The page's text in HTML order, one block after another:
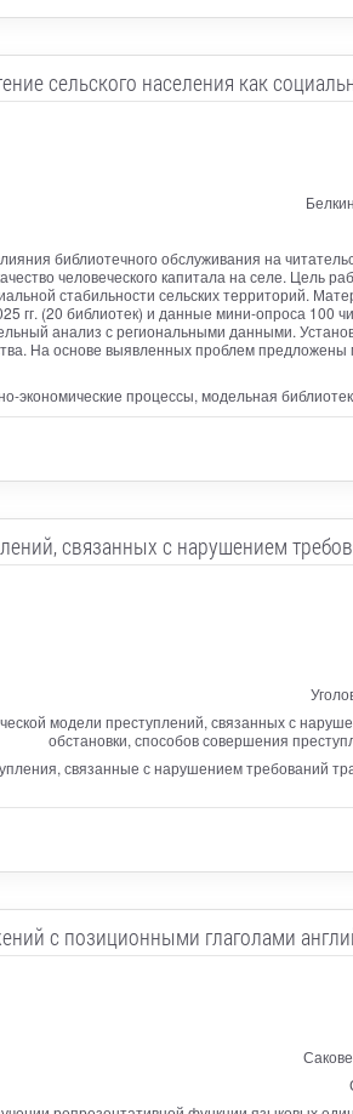
сельского населения как
библиотечного обслуживания на
человеческого капитала на селе. Цель
стабильности сельских территорий.
гг. (20 библиотек) и данные мини-опроса
анализ с региональными данными.
На основе выявленных проблем
экономические процессы, модельная
связанных с нарушением
модели преступлений, связанных с
обстановки, способов совершения
связанные с нарушением требований
с позиционными глаголами